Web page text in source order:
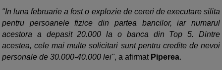
"In luna februarie a fost o explozie de cereri de executare silita
pentru persoanele fizice din partea bancilor, iar numarul
acestora a depasit 20.000 la o banca din Top 5. Dintre
acestea, cele mai multe solicitari sunt pentru credite de nevoi
personale de 30.000-40.000 lei", a afirmatPiperea.